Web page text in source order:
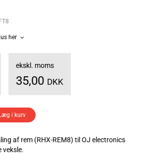
her
ekskl. moms
35,00 DKK
Læg i kurv
af rem (RHX-REM8) til OJ electronics
veksle.